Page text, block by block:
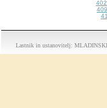
Lastnik in ustanovitelj: